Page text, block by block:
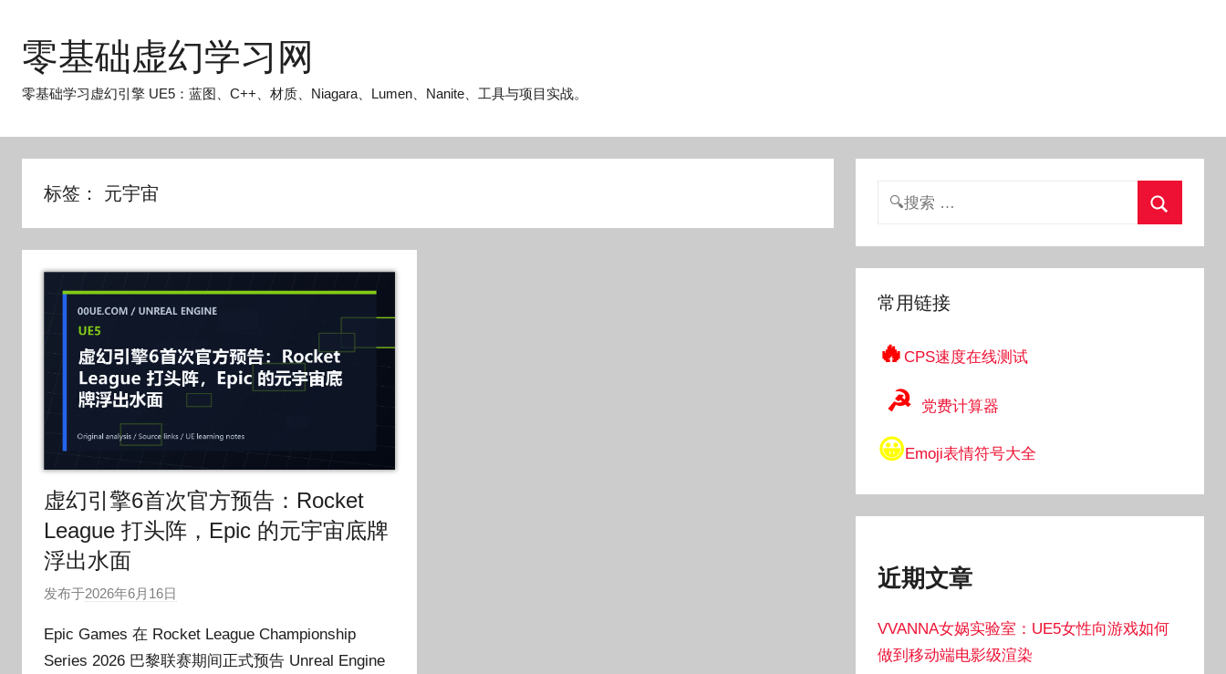
零基础虚幻学习网
零基础学习虚幻引擎 UE5：蓝图、C++、材质、Niagara、Lumen、Nanite、工具与项目实战。
标签： 元宇宙
虚幻引擎6首次官方预告：Rocket
League 打头阵，Epic 的元宇宙底牌
浮出水面
发布于2026年6月16日
:
O
Epic Games 在 Rocket League Championship
Series 2026 巴黎联赛期间正式预告 Unreal Engine
搜
常用链接
🔥CPS速度在线测试
☭ 党费计算器
😀Emoji表情符号大全
近期文章
VVANNA女娲实验室：UE5女性向游戏如何
做到移动端电影级渲染